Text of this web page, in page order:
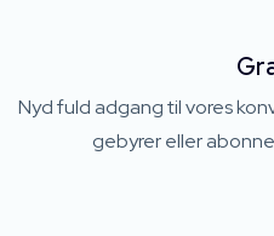
Nyd fuld adgang til vores
gebyrer eller